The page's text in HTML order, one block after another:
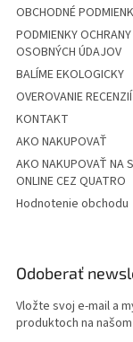
OBCHODNÉ
PODMIENKY OCHRANY
OSOBNÝCH ÚDAJOV
BALÍME EKOLOGICKY
OVEROVANIE RECENZIÍ
KONTAKT
AKO NAKUPOVAŤ
AKO NAKUPOVAŤ NA
ONLINE CEZ QUATRO
Hodnotenie obchodu
Odoberať
Vložte svoj e-mail a
produktoch na